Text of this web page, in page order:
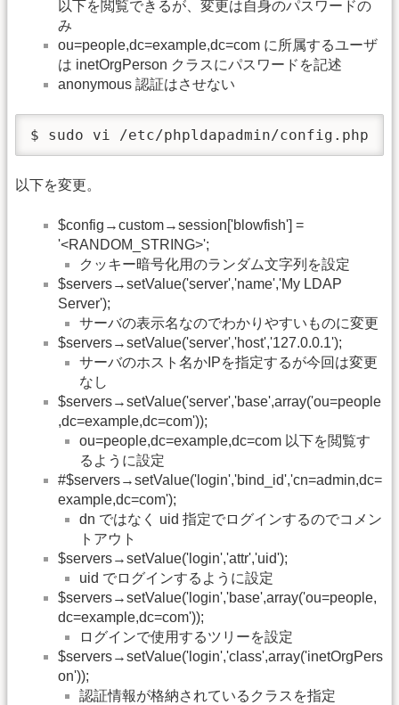
以下を閲覧できるが、変更は自身のパスワードの
み
ou=people,dc=example,dc=com に所属するユーザ
は inetOrgPerson クラスにパスワードを記述
anonymous 認証はさせない
$ sudo vi /etc/phpldapadmin/config.php
以下を変更。
$config→custom→session['blowfish'] =
'<RANDOM_STRING>';
クッキー暗号化用のランダム文字列を設定
$servers→setValue('server','name','My LDAP
Server');
サーバの表示名なのでわかりやすいものに変更
$servers→setValue('server','host','127.0.0.1');
サーバのホスト名かIPを指定するが今回は変更
なし
$servers→setValue('server','base',array('ou=people
,dc=example,dc=com'));
ou=people,dc=example,dc=com 以下を閲覧す
るように設定
#$servers→setValue('login','bind_id','cn=admin,dc=
example,dc=com');
dn ではなく uid 指定でログインするのでコメン
トアウト
$servers→setValue('login','attr','uid');
uid でログインするように設定
$servers→setValue('login','base',array('ou=people,
dc=example,dc=com'));
ログインで使用するツリーを設定
$servers→setValue('login','class',array('inetOrgPers
on'));
認証情報が格納されているクラスを指定